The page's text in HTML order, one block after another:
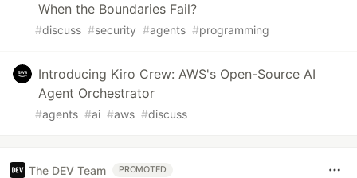
When the Boundaries Fail?
#discuss #security #agents #programming
Introducing Kiro Crew: AWS's Open-Source AI
Agent Orchestrator
#agents #ai #aws #discuss
The DEV Team PROMOTED